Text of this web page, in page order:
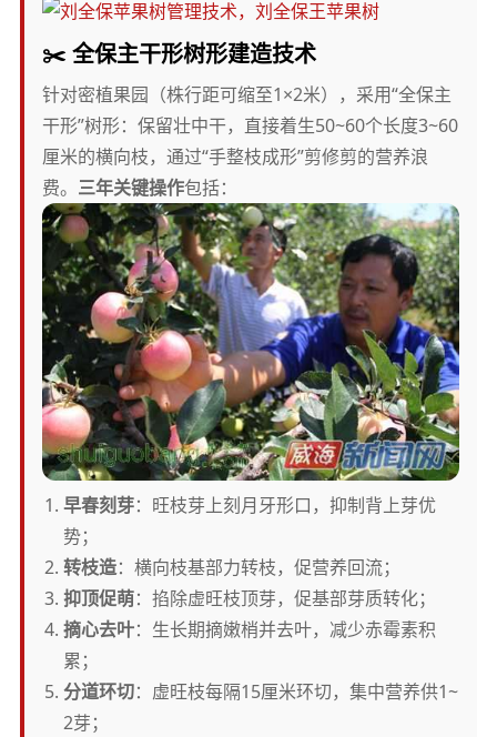
✂️ 全保主干形树形建造技术
针对密植果园（株行距可缩至1×2米），采用“全保主
干形”树形：保留壮中干，直接着生50~60个长度3~60
厘米的横向枝，通过“手整枝成形”剪修剪的营养浪
费。 三年关键操作包括：
早春刻芽：旺枝芽上刻月牙形口，抑制背上芽优
势；
转枝造：横向枝基部力转枝，促营养回流；
抑顶促萌：掐除虚旺枝顶芽，促基部芽质转化；
摘心去叶：生长期摘嫩梢并去叶，减少赤霉素积
累；
分道环切：虚旺枝每隔15厘米环切，集中营养供1~
2芽；